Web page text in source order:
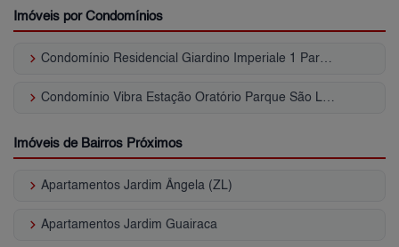
Imóveis por Condomínios
keyboard_arrow_right Condomínio Residencial Giardino Imperiale 1 Parque São Lucas
keyboard_arrow_right Condomínio Vibra Estação Oratório Parque São Lucas
Imóveis de Bairros Próximos
keyboard_arrow_right Apartamentos Jardim Ângela (ZL)
keyboard_arrow_right Apartamentos Jardim Guairaca